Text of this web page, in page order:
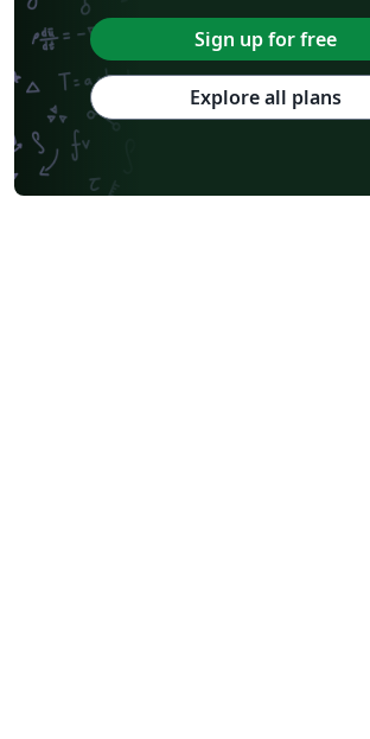
Sign up for free
Explore all plans